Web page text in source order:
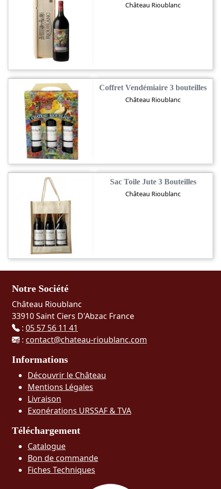
Château Rioublanc
Coffret Vendémiaire 3 bouteilles
Château Rioublanc
Sac Toile Jute 3 Bouteilles
Château Rioublanc
Notre Société
Château Rioublanc
33910 Saint Ciers D'Abzac France
: 05 57 56 11 41
: contact@chateau-rioublanc.com
Informations
Découvrir le Château
Mentions Légales
Livraison
Exonérations URSSAF & TVA
Téléchargement
Catalogue
Bon de commande
Fiches Techniques